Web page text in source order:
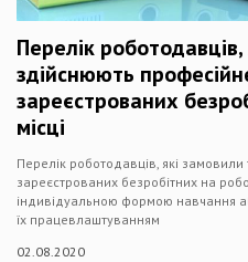
Перелік
здійснюють
зареєстрованих
місці
Перелік роботодавців, які
зареєстрованих безробітних на
індивідуальною формою навчання
їх працевлаштуванням
02.08.2020